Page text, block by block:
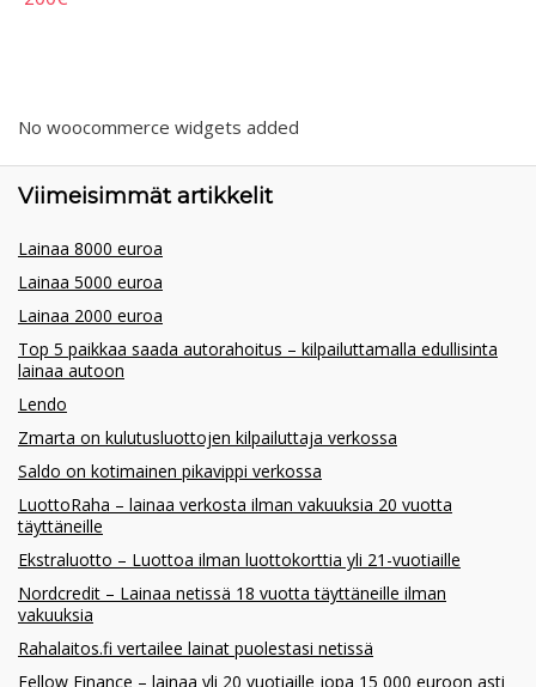
No woocommerce widgets added
Viimeisimmät artikkelit
Lainaa 8000 euroa
Lainaa 5000 euroa
Lainaa 2000 euroa
Top 5 paikkaa saada autorahoitus – kilpailuttamalla edullisinta
lainaa autoon
Lendo
Zmarta on kulutusluottojen kilpailuttaja verkossa
Saldo on kotimainen pikavippi verkossa
LuottoRaha – lainaa verkosta ilman vakuuksia 20 vuotta
täyttäneille
Ekstraluotto – Luottoa ilman luottokorttia yli 21-vuotiaille
Nordcredit – Lainaa netissä 18 vuotta täyttäneille ilman
vakuuksia
Rahalaitos.fi vertailee lainat puolestasi netissä
Fellow Finance – lainaa yli 20 vuotiaille jopa 15 000 euroon asti